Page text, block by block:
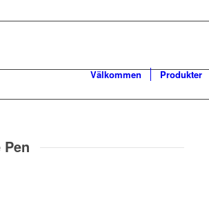
Välkommen Produkter
Pen